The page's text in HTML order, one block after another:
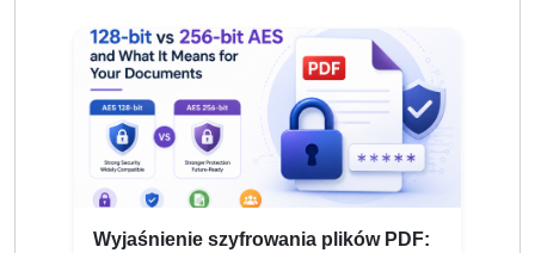
Wyjaśnienie szyfrowania plików PDF: